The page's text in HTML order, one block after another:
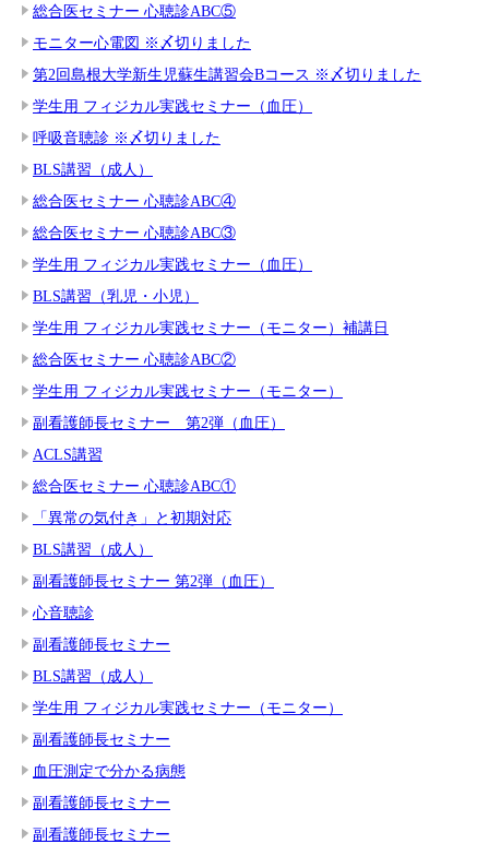
総合医セミナー 心聴診ABC⑤
モニター心電図 ※〆切りました
第2回島根大学新生児蘇生講習会Bコース ※〆切りました
学生用 フィジカル実践セミナー（血圧）
呼吸音聴診 ※〆切りました
BLS講習（成人）
総合医セミナー 心聴診ABC④
総合医セミナー 心聴診ABC③
学生用 フィジカル実践セミナー（血圧）
BLS講習（乳児・小児）
学生用 フィジカル実践セミナー（モニター）補講日
総合医セミナー 心聴診ABC②
学生用 フィジカル実践セミナー（モニター）
副看護師長セミナー 第2弾（血圧）
ACLS講習
総合医セミナー 心聴診ABC①
「異常の気付き」と初期対応
BLS講習（成人）
副看護師長セミナー 第2弾（血圧）
心音聴診
副看護師長セミナー
BLS講習（成人）
学生用 フィジカル実践セミナー（モニター）
副看護師長セミナー
血圧測定で分かる病態
副看護師長セミナー
副看護師長セミナー